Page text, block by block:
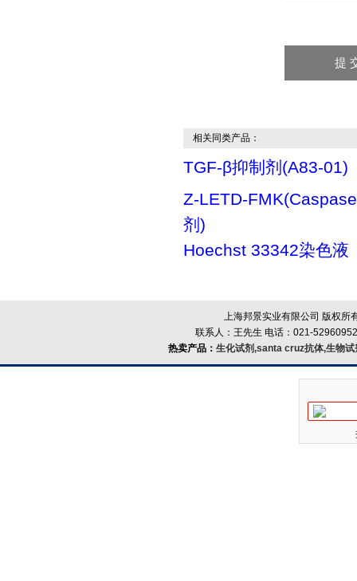
相关同类产品：
TGF-β抑制剂(A83-01)
Z-LETD-
剂)
Hoechst 33342染色液
上海邦景实业有限公司 版权所
联系人：王先生 电话：021-
热卖产品： 生化试剂,santa cruz抗体,生物